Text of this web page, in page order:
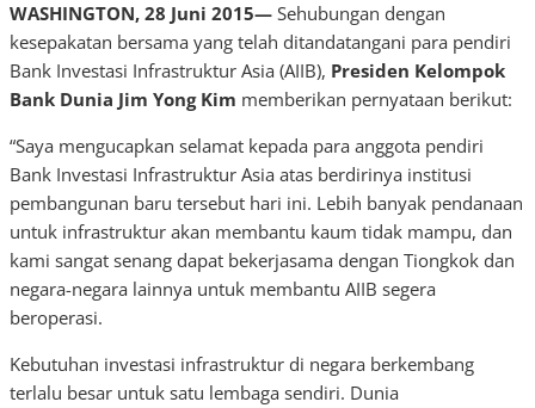
WASHINGTON, 28 Juni 2015— Sehubungan dengan
kesepakatan bersama yang telah ditandatangani para pendiri
Bank Investasi Infrastruktur Asia (AIIB), Presiden Kelompok
Bank Dunia Jim Yong Kim memberikan pernyataan berikut:
“Saya mengucapkan selamat kepada para anggota pendiri
Bank Investasi Infrastruktur Asia atas berdirinya institusi
pembangunan baru tersebut hari ini. Lebih banyak pendanaan
untuk infrastruktur akan membantu kaum tidak mampu, dan
kami sangat senang dapat bekerjasama dengan Tiongkok dan
negara-negara lainnya untuk membantu AIIB segera
beroperasi.
Kebutuhan investasi infrastruktur di negara berkembang
terlalu besar untuk satu lembaga sendiri. Dunia